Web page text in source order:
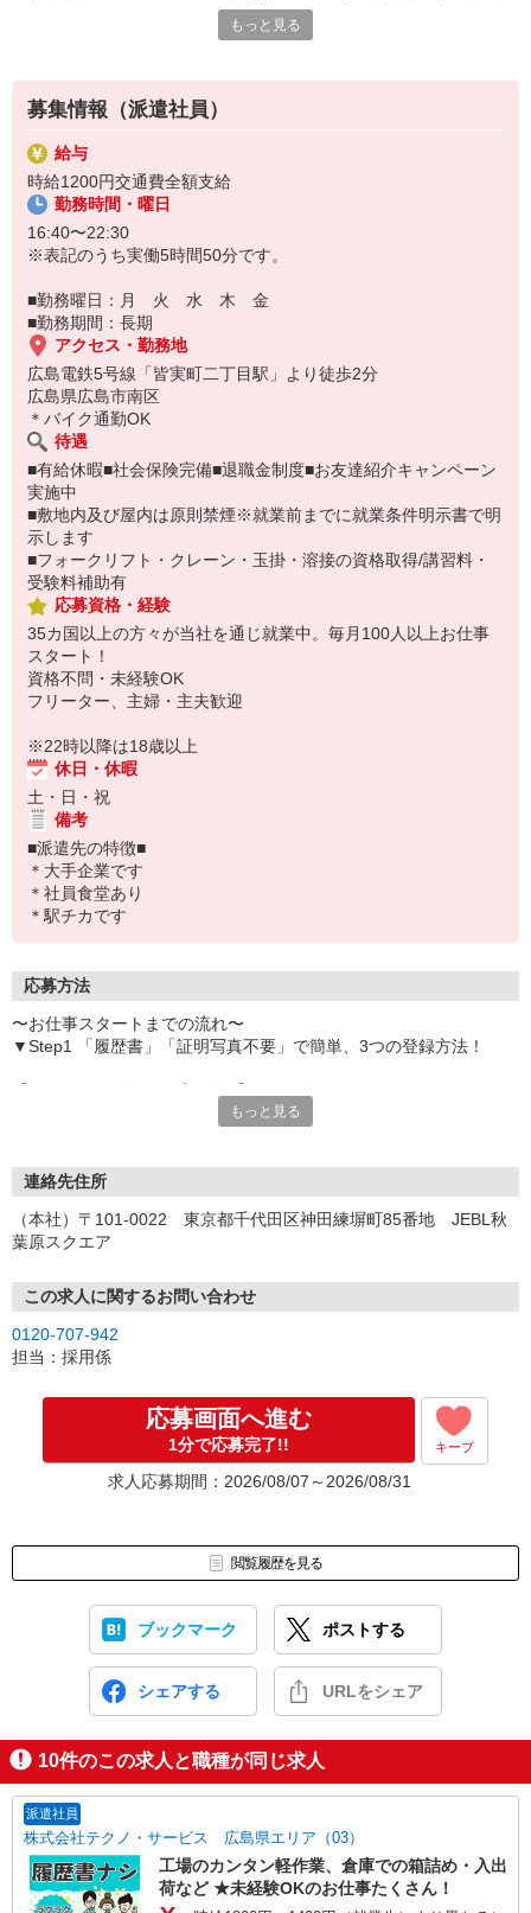
全国にあるお仕事の中から、一人ひとりのスキルや希望条件に応
じたお仕事をご案内します。
登録方法は、【オンライン】【電話】【登録会来場】の3つから
選べます♪
★★履歴書・証明写真は不要！★★
また、ご登録済の方はお仕事の紹介がスムーズです。
ご応募お待ちしています。
ています。駅近なのでアクセス抜群。
＊ライン作業です
もっと見る
募集情報（派遣社員）
給与
時給1200円交通費全額支給
勤務時間・曜日
16:40〜22:30
※表記のうち実働5時間50分です。
■勤務曜日：月 火 水 木 金
■勤務期間：長期
アクセス・勤務地
広島電鉄5号線「皆実町二丁目駅」より徒歩2分
広島県広島市南区
＊バイク通勤OK
待遇
■有給休暇■社会保険完備■退職金制度■お友達紹介キャンペーン
実施中
■敷地内及び屋内は原則禁煙※就業前までに就業条件明示書で明
示します
■フォークリフト・クレーン・玉掛・溶接の資格取得/講習料・
受験料補助有
応募資格・経験
35カ国以上の方々が当社を通じ就業中。毎月100人以上お仕事
スタート！
資格不問・未経験OK
フリーター、主婦・主夫歓迎
※22時以降は18歳以上
休日・休暇
土・日・祝
備考
■派遣先の特徴■
＊大手企業です
＊社員食堂あり
＊駅チカです
応募方法
〜お仕事スタートまでの流れ〜
▼Step1 「履歴書」「証明写真不要」で簡単、3つの登録方法！
いつでも好きな時間に登録OK
受付時間/平日9:00〜19:00
【来場登録（目安1時間30分）】
▼Step2 全国にあるお仕事の中から、あなたにピッタリのお仕事を
ご案内
▼Step3 就業前に職場見学で気になる事はしっかりチェック！
応募⇒最短で2日後からの勤務も可能です！
もっと見る
連絡先住所
（本社）〒101-0022 東京都千代田区神田練塀町85番地 JEBL秋
葉原スクエア
この求人に関するお問い合わせ
0120-707-942
担当：採用係
応募画面へ進む
1分で応募完了!! キープ
求人応募期間：2026/08/07～2026/08/31
閲覧履歴を見る
ブックマーク ポストする
シェアする URLをシェア
10件のこの求人と職種が同じ求人
派遣社員
株式会社テクノ・サービス 広島県エリア（03）
工場のカンタン軽作業、倉庫での箱詰め・入出
荷など ★未経験OKのお仕事たくさん！